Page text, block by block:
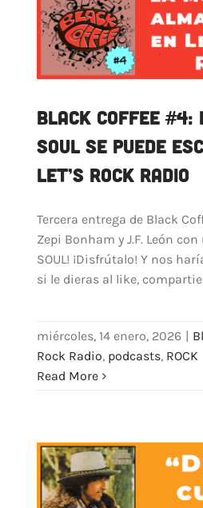
QUÉ HACEMOS
MECENAZGO
CONTRATACIÓN
Black Coffee
soul se puede
Let’s Rock Radio
Tercera entrega de Black
Zepi Bonham y J.F. León
SOUL! ¡Disfrútalo! Y nos
si le dieras al like,
miércoles, 14 enero, 2026
Rock Radio, podcasts, ROCK
Read More